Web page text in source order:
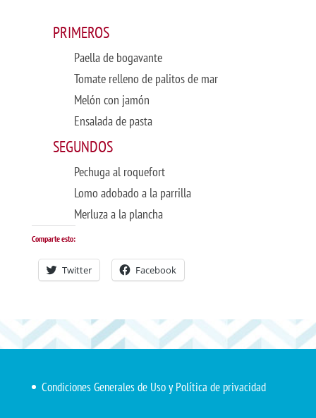
PRIMEROS
Paella de bogavante
Tomate relleno de palitos de mar
Melón con jamón
Ensalada de pasta
SEGUNDOS
Pechuga al roquefort
Lomo adobado a la parrilla
Merluza a la plancha
Comparte esto:
Twitter Facebook
Condiciones Generales de Uso y Política de privacidad